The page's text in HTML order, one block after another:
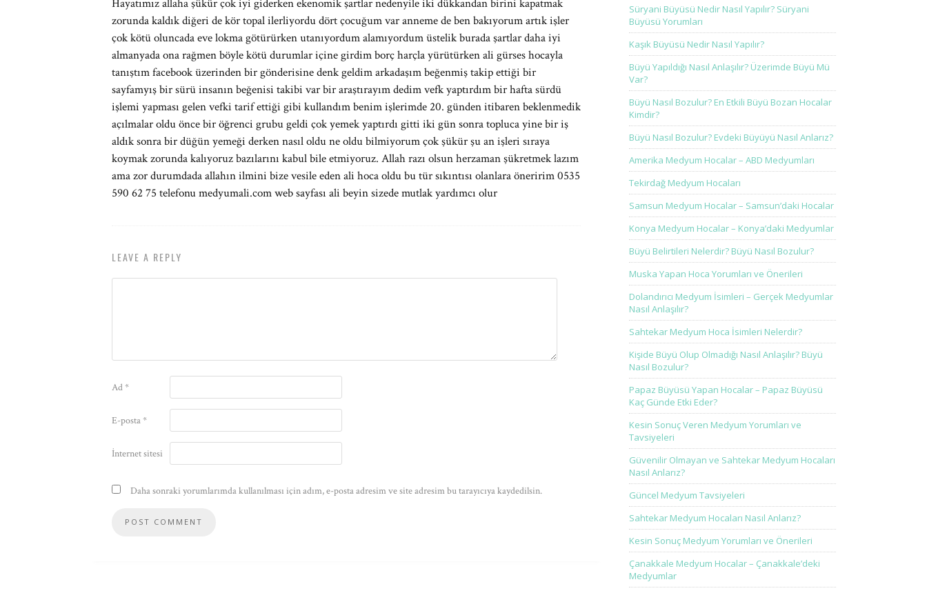
Hayatımız allaha şükür çok iyi giderken ekenomik şartlar nedenyile iki dükkandan birini kapatmak
zorunda kaldık diğeri de kör topal ilerliyordu dört çocuğum var anneme de ben bakıyorum artık işler
çok kötü oluncada eve lokma götürürken utanıyordum alamıyordum üstelik burada şartlar daha iyi
almanyada ona rağmen böyle kötü durumlar içine girdim borç harçla yürütürken ali gürses hocayla
tanıştım facebook üzerinden bir gönderisine denk geldim arkadaşım beğenmiş takip ettiği bir
sayfamyış bir sürü insanın beğenisi takibi var bir araştırayım dedim vefk yaptırdım bir hafta sürdü
işlemi yapması gelen vefki tarif ettiği gibi kullandım benim işlerimde 20. günden itibaren beklenmedik
açılmalar oldu önce bir öğrenci grubu geldi çok yemek yaptırdı gitti iki gün sonra topluca yine bir iş
aldık sonra bir düğün yemeği derken nasıl oldu ne oldu bilmiyorum çok şükür şu an işleri sıraya
koymak zorunda kalıyoruz bazılarını kabul bile etmiyoruz. Allah razı olsun herzaman şükretmek lazım
ama zor durumdada allahın ilmini bize vesile eden ali hoca oldu bu tür sıkıntısı olanlara öneririm 0535
590 62 75 telefonu medyumali.com web sayfası ali beyin sizede mutlak yardımcı olur
LEAVE A REPLY
Ad*
E-posta*
İnternet sitesi
Daha sonraki yorumlarımda kullanılması için adım, e-posta adresim ve site adresim bu tarayıcıya kaydedilsin.
Süryani Büyüsü Nedir Nasıl Yapılır? Süryani
Büyüsü Yorumları
Kaşık Büyüsü Nedir Nasıl Yapılır?
Büyü Yapıldığı Nasıl Anlaşılır? Üzerimde Büyü Mü
Var?
Büyü Nasıl Bozulur? En Etkili Büyü Bozan Hocalar
Kimdir?
Büyü Nasıl Bozulur? Evdeki Büyüyü Nasıl Anlarız?
Amerika Medyum Hocalar – ABD Medyumları
Tekirdağ Medyum Hocaları
Samsun Medyum Hocalar – Samsun’daki Hocalar
Konya Medyum Hocalar – Konya’daki Medyumlar
Büyü Belirtileri Nelerdir? Büyü Nasıl Bozulur?
Muska Yapan Hoca Yorumları ve Önerileri
Dolandırıcı Medyum İsimleri – Gerçek Medyumlar
Nasıl Anlaşılır?
Sahtekar Medyum Hoca İsimleri Nelerdir?
Kişide Büyü Olup Olmadığı Nasıl Anlaşılır? Büyü
Nasıl Bozulur?
Papaz Büyüsü Yapan Hocalar – Papaz Büyüsü
Kaç Günde Etki Eder?
Kesin Sonuç Veren Medyum Yorumları ve
Tavsiyeleri
Güvenilir Olmayan ve Sahtekar Medyum Hocaları
Nasıl Anlarız?
Güncel Medyum Tavsiyeleri
Sahtekar Medyum Hocaları Nasıl Anlarız?
Kesin Sonuç Medyum Yorumları ve Önerileri
Çanakkale Medyum Hocalar – Çanakkale’deki
Medyumlar